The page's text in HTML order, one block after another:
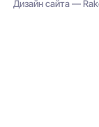
Дизайн сайта —